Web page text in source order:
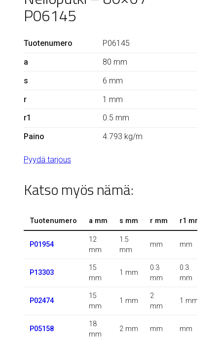
P06145
Tuotenumero
P06145
a
80 mm
s
6 mm
r
1 mm
r1
0.5 mm
Paino
4.793 kg/m
Pyydä tarjous
Katso myös nämä:
Tuotenumero a mm s mm r mm r1 mm
P01954
12
mm
1.5
mm
mm mm
P13303
15
mm
1 mm
0.3
mm
0.3
mm
P02474
15
mm
1 mm
2
mm
1 mm
P05158
18
mm
2 mm mm mm